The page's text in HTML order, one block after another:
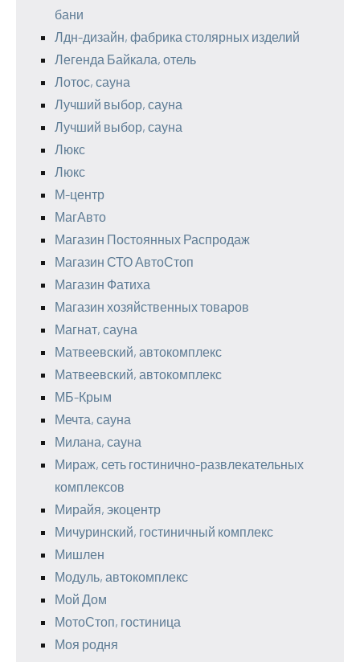
бани
Лдн-дизайн, фабрика столярных изделий
Легенда Байкала, отель
Лотос, сауна
Лучший выбор, сауна
Лучший выбор, сауна
Люкс
Люкс
М-центр
МагАвто
Магазин Постоянных Распродаж
Магазин СТО АвтоСтоп
Магазин Фатиха
Магазин хозяйственных товаров
Магнат, сауна
Матвеевский, автокомплекс
Матвеевский, автокомплекс
МБ-Крым
Мечта, сауна
Милана, сауна
Мираж, сеть гостинично-развлекательных
комплексов
Мирайя, экоцентр
Мичуринский, гостиничный комплекс
Мишлен
Модуль, автокомплекс
Мой Дом
МотоСтоп, гостиница
Моя родня